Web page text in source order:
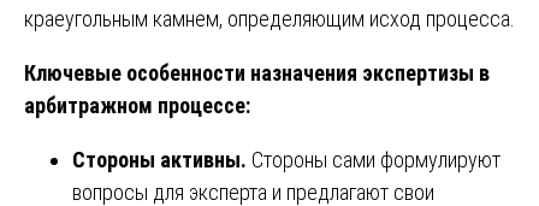
краеугольным камнем, определяющим исход процесса.
Ключевые особенности назначения экспертизы в
арбитражном процессе:
Стороны активны. Стороны сами формулируют
вопросы для эксперта и предлагают свои